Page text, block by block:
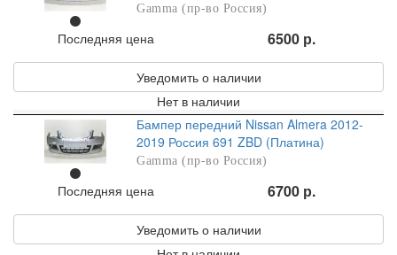
Gamma (пр-во Россия)
Последняя цена 6500 р.
Уведомить о наличии
Нет в наличии
Бампер передний Nissan Almera 2012-
2019 Россия 691 ZBD (Платина)
Gamma (пр-во Россия)
Последняя цена 6700 р.
Уведомить о наличии